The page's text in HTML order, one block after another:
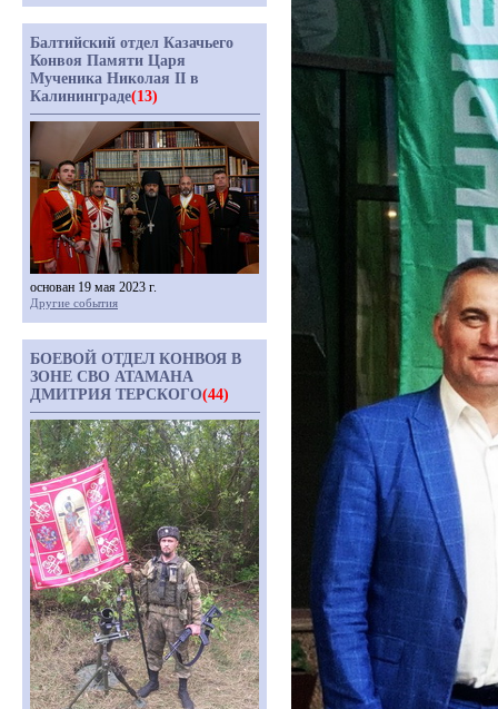
Балтийский отдел Казачьего
Конвоя Памяти Царя
Мученика Николая II в
Калининграде(13)
основан 19 мая 2023 г.
Другие события
БОЕВОЙ ОТДЕЛ КОНВОЯ В
ЗОНЕ СВО АТАМАНА
ДМИТРИЯ ТЕРСКОГО(44)